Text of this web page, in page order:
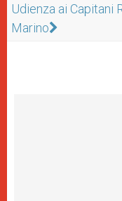
Udienza ai Capitani
Marino